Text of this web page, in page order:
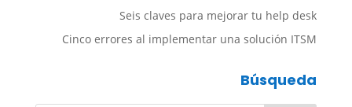
Seis claves para mejorar tu help desk
Cinco errores al implementar una solución ITSM
Búsqueda